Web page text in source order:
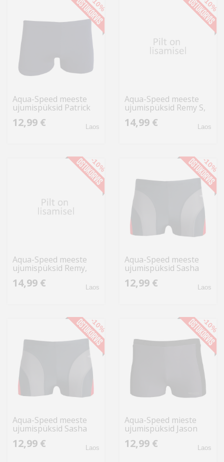
Aqua-Speed meeste
ujumispüksid Patrick
04 2855, tumesinine
12,99 € Laos
-10%
Aqua-Speed meeste
ujumispüksid Remy S,
kol.31
14,99 € Laos
-10%
Aqua-Speed meeste
ujumispüksid Remy,
kol.31
14,99 € Laos
-10%
Aqua-Speed meeste
ujumispüksid Sasha
336 2407 S, hall-
punane
12,99 € Laos
-10%
Aqua-Speed meeste
ujumispüksid Sasha
336 2407, hall-punane
12,99 € Laos
-10%
Aqua-Speed mieste
ujumispüksid Jason
138 3214 S, hall-must-
roheline
12,99 € Laos
-10%